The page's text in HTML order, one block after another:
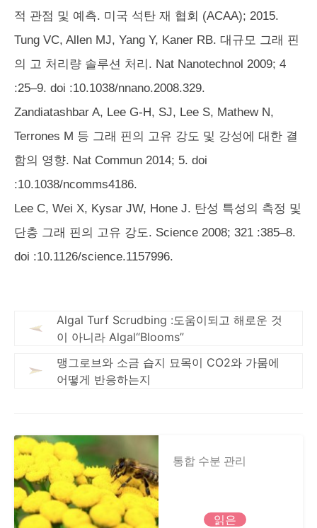
적 관점 및 예측. 미국 석탄 재 협회 (ACAA); 2015.
Tung VC, Allen MJ, Yang Y, Kaner RB. 대규모 그래 핀
의 고 처리량 솔루션 처리. Nat Nanotechnol 2009; 4
:25–9. doi :10.1038/nnano.2008.329.
Zandiatashbar A, Lee G-H, SJ, Lee S, Mathew N,
Terrones M 등 그래 핀의 고유 강도 및 강성에 대한 결
함의 영향. Nat Commun 2014; 5. doi
:10.1038/ncomms4186.
Lee C, Wei X, Kysar JW, Hone J. 탄성 특성의 측정 및
단층 그래 핀의 고유 강도. Science 2008; 321 :385–8.
doi :10.1126/science.1157996.
Algal Turf Scrudbing :도움이되고 해로운 것
이 아니라 Algal“Blooms”
맹그로브와 소금 습지 묘목이 CO2와 가뭄에
어떻게 반응하는지
통합 수분 관리
읽은